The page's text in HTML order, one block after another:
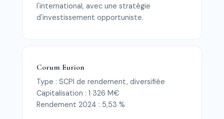
l'international, avec une stratégie
d'investissement opportuniste.
Corum Eurion
Type : SCPI de rendement, diversifiée
Capitalisation : 1 326 M€
Rendement 2024 : 5,53 %